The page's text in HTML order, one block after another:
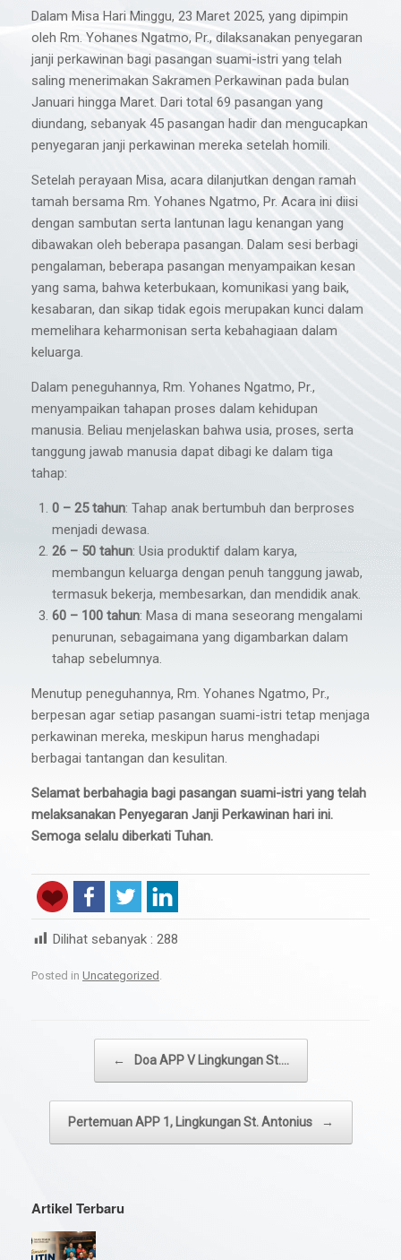
Dalam Misa Hari Minggu, 23 Maret 2025, yang dipimpin
oleh Rm. Yohanes Ngatmo, Pr., dilaksanakan penyegaran
janji perkawinan bagi pasangan suami-istri yang telah
saling menerimakan Sakramen Perkawinan pada bulan
Januari hingga Maret. Dari total 69 pasangan yang
diundang, sebanyak 45 pasangan hadir dan mengucapkan
penyegaran janji perkawinan mereka setelah homili.
Setelah perayaan Misa, acara dilanjutkan dengan ramah
tamah bersama Rm. Yohanes Ngatmo, Pr. Acara ini diisi
dengan sambutan serta lantunan lagu kenangan yang
dibawakan oleh beberapa pasangan. Dalam sesi berbagi
pengalaman, beberapa pasangan menyampaikan kesan
yang sama, bahwa keterbukaan, komunikasi yang baik,
kesabaran, dan sikap tidak egois merupakan kunci dalam
memelihara keharmonisan serta kebahagiaan dalam
keluarga.
Dalam peneguhannya, Rm. Yohanes Ngatmo, Pr.,
menyampaikan tahapan proses dalam kehidupan
manusia. Beliau menjelaskan bahwa usia, proses, serta
tanggung jawab manusia dapat dibagi ke dalam tiga
tahap:
0 – 25 tahun: Tahap anak bertumbuh dan berproses
menjadi dewasa.
26 – 50 tahun: Usia produktif dalam karya,
membangun keluarga dengan penuh tanggung jawab,
termasuk bekerja, membesarkan, dan mendidik anak.
60 – 100 tahun: Masa di mana seseorang mengalami
penurunan, sebagaimana yang digambarkan dalam
tahap sebelumnya.
Menutup peneguhannya, Rm. Yohanes Ngatmo, Pr.,
berpesan agar setiap pasangan suami-istri tetap menjaga
perkawinan mereka, meskipun harus menghadapi
berbagai tantangan dan kesulitan.
Selamat berbahagia bagi pasangan suami-istri yang telah
melaksanakan Penyegaran Janji Perkawinan hari ini.
Semoga selalu diberkati Tuhan.
Dilihat sebanyak : 288
Posted in Uncategorized .
← Doa APP V Lingkungan St.…
Pertemuan APP 1, Lingkungan St. Antonius →
Artikel Terbaru